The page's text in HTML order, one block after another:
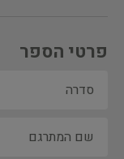
פרטי הספר